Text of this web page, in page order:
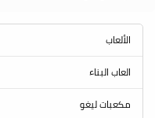
الألعاب
العاب البناء
مكعبات ليغو